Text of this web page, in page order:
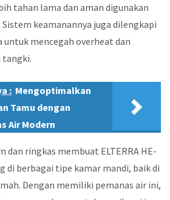
tahan lama dan aman digunakan
keamanannya juga dilengkapi
untuk mencegah overheat dan
tangki.
: Mengoptimalkan
Tamu dengan
Air Modern
dan ringkas membuat ELTERRA HE-
di berbagai tipe kamar mandi, baik di
Dengan memiliki pemanas air ini,